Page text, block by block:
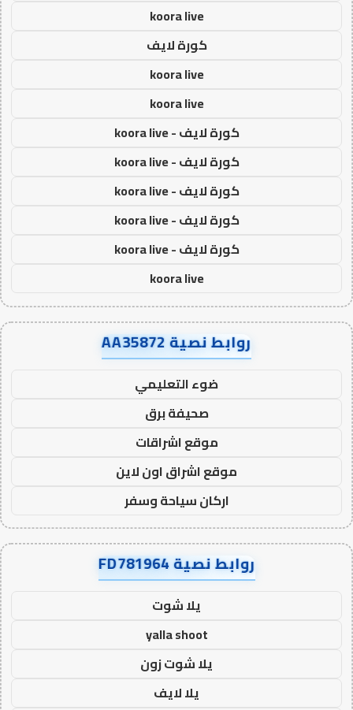
koora live
كورة لايف
koora live
koora live
كورة لايف - koora live
كورة لايف - koora live
كورة لايف - koora live
كورة لايف - koora live
كورة لايف - koora live
koora live
روابط نصية AA35872
ضوء التعليمي
صحيفة برق
موقع اشراقات
موقع اشراق اون لاين
اركان سياحة وسفر
روابط نصية FD781964
يلا شوت
yalla shoot
يلا شوت زون
يلا لايف